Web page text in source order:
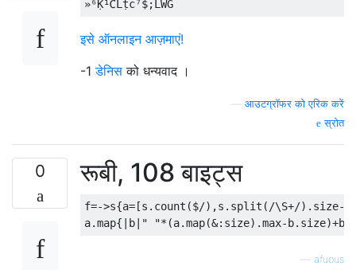
इसे ऑनलाइन आज़माएं!
-1डेनिस को धन्यवाद ।
आउटग्रॉफर को एरिक करें
स्रोत
0 रूबी, 108 बाइट्स
f=->s{a=[s.count($/),s.split(/\S+/).size-
afuous